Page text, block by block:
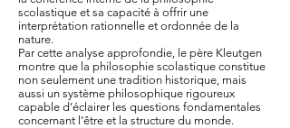
scolastique et sa capacité à offrir une
interprétation rationnelle et ordonnée de la
nature.
Par cette analyse approfondie, le père Kleutgen
montre que la philosophie scolastique constitue
non seulement une tradition historique, mais
aussi un système philosophique rigoureux
capable d’éclairer les questions fondamentales
concernant l’être et la structure du monde.